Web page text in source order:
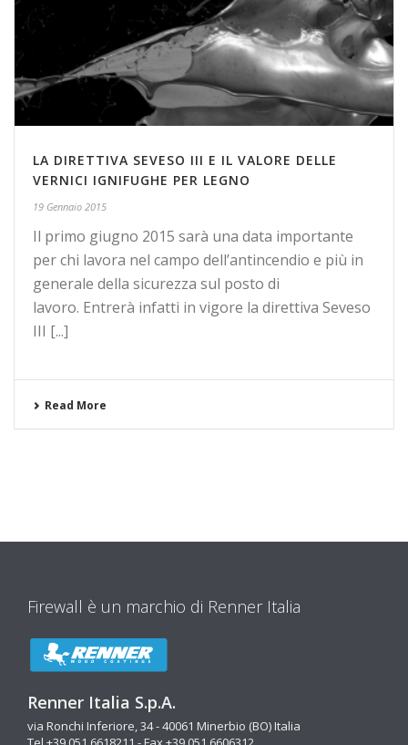
LA DIRETTIVA SEVESO III E IL VALORE DELLE
VERNICI IGNIFUGHE PER LEGNO
19 Gennaio 2015
Il primo giugno 2015 sarà una data importante
per chi lavora nel campo dell’antincendio e più in
generale della sicurezza sul posto di
lavoro. Entrerà infatti in vigore la direttiva Seveso
III [...]
Read More
Firewall è un marchio di Renner Italia
Renner Italia S.p.A.
via Ronchi Inferiore, 34 - 40061 Minerbio (BO) Italia